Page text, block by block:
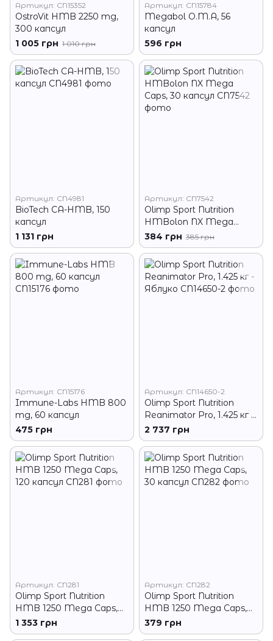
Артикул: CN15352
OstroVit HMB 2250 mg,
300 капсул
1 005 грн 1 010 грн
Артикул: CN15784
Megabol O.M.A, 56
капсул
596 грн
Артикул: CN4981
BioTech CA-HMB, 150
капсул
1 131 грн
Артикул: CN7542
Olimp Sport Nutrition
HMBolon NX Mega
Caps, 30 капсул
384 грн 385 грн
Артикул: CN15176
Immune-Labs HMB 800
mg, 60 капсул
475 грн
Артикул: CN14650-2
Olimp Sport Nutrition
Reanimator Pro, 1.425 кг -
Яблуко
2 737 грн
Артикул: CN281
Olimp Sport Nutrition
HMB 1250 Mega Caps,
120 капсул
1 353 грн
Артикул: CN282
Olimp Sport Nutrition
HMB 1250 Mega Caps,
30 капсул
379 грн